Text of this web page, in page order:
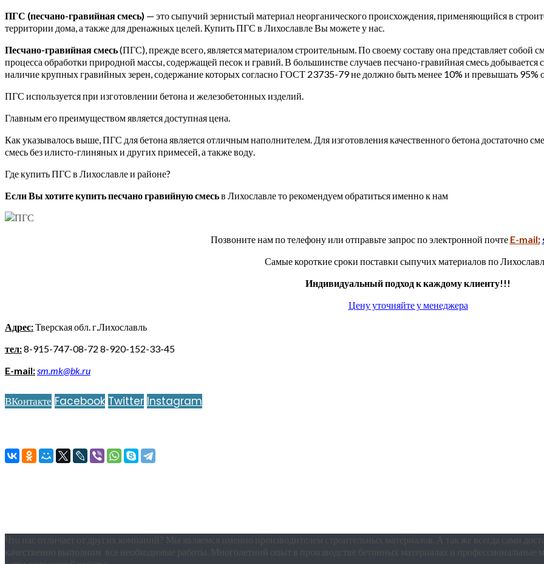
ПГС (песчано-гравийная смесь) — это сыпучий зернистый материал неорганического происхождения, применяющийся в
территории дома, а также для дренажных целей. Купить ПГС в Лихославле Вы можете у нас.
Песчано-гравийная смесь(ПГС), прежде всего, является материалом строительным. По своему составу она представляет собой
процесса обработки природной массы, содержащей песок и гравий. В большинстве случаев песчано-гравийная смесь
наличие крупных гравийных зерен, содержание которых согласно ГОСТ 23735-79 не должно быть менее 10% и превышать 95%
ПГС используется при изготовлении бетона и железобетонных изделий.
Главным его преимуществом является доступная цена.
Как указывалось выше, ПГС для бетона является отличным наполнителем. Для изготовления качественного бетона достаточно
смесь без илисто-глиняных и других примесей, а также воду.
Где купить ПГС в Лихославле и районе?
Если Вы хотите купить песчано гравийную смесьв Лихославле то рекомендуем обратиться именно к нам
Позвоните нам по телефону или отправьте запрос по электронной почте E-mail:
Самые короткие сроки поставки сыпучих материалов по
Индивидуальный подход к каждому клиенту!!!
Цену уточняйте у менеджера
Адрес:Тверская обл. г.Лихославль
тел:8-915-747-08-72 8-920-152-33-45
E-mail: sm.mk@bk.ru
ВКонтакте Facebook Twitter Instagram
Что нас отличает от других компаний? Мы являемся именно производителем строительных материалов. А так же всегда сами
качественно выполним все необходимые работы. Многолетний опыт в производстве бетонных материалах и профессиональные